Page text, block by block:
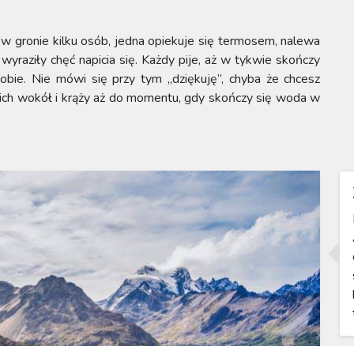
gronie kilku osób, jedna opiekuje się termosem, nalewa
chęć napicia się. Każdy pije, aż w tykwie skończy
Nie mówi się przy tym „dziękuję”, chyba że chcesz
wokół i krąży aż do momentu, gdy skończy się woda w